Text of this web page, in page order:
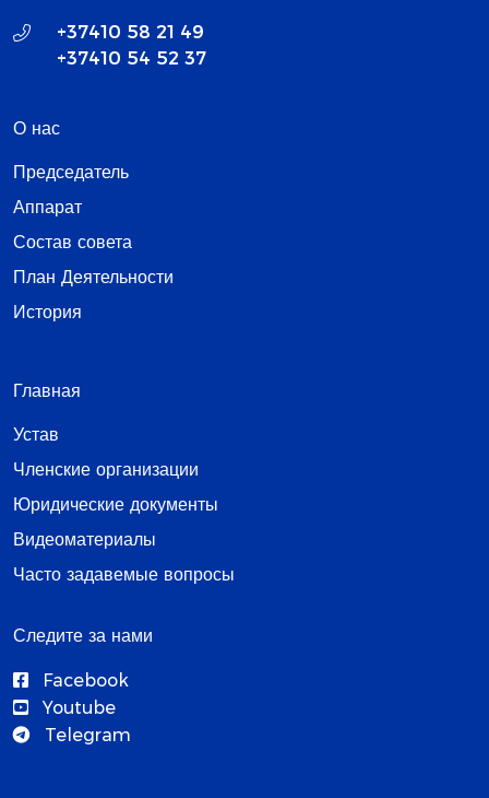
+37410 58 21 49
+37410 54 52 37
О нас
Председатель
Аппарат
Состав совета
План Деятельности
История
Главная
Устав
Членские организации
Юридические документы
Видеоматериалы
Часто задавемые вопросы
Следите за нами
Facebook
Youtube
Telegram